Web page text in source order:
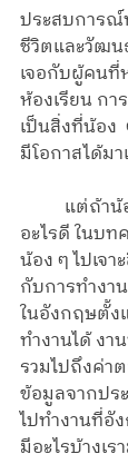
ประสบการณ์
ชีวิตและวัฒน
เจอกับผู้คนที่
ห้องเรียน กา
เป็นสิ่งที่น้อง
มีโอกาสได้ม
อะไรดี ในบท
น้อง ๆ ไปเจา
กับการทำงา
ในอังกฤษตั้ง
ทำงานได้ ง
รวมไปถึงค่า
ข้อมูลจากปร
ไปทำงานที่อั
มีอะไรบ้างเ